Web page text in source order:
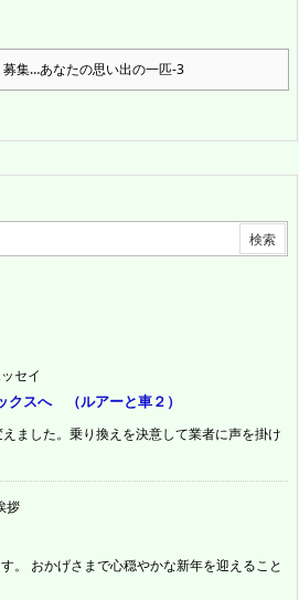
募集…あなたの思い出の一匹-3
セイ
クスへ （ルアーと車２）
ました。乗り換えを決意して業者に声を掛け
拶
。 おかげさまで心穏やかな新年を迎えること